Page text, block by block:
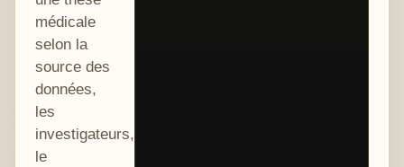
médicale
selon la
source des
données,
les
investigateurs,
le